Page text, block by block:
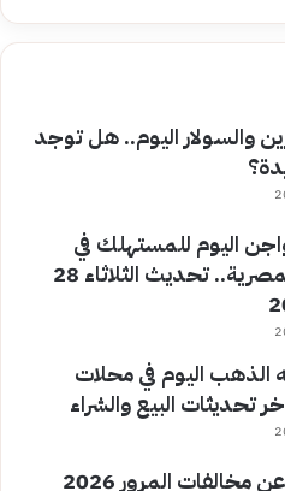
والسولار اليوم.. هل توجد
اليوم للمستهلك في
الأسواق المصرية.. تحديث الثلاثاء 28
الذهب اليوم في محلات
تحديثات البيع والشراء
الاستعلام عن مخالفات المرور 2026